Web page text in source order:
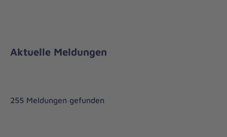
Aktuelle Meldungen
255 Meldungen gefunden